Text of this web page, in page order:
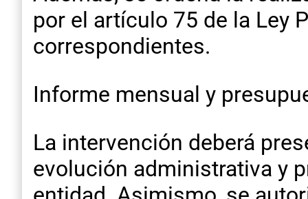
por el artículo 75 de la Ley
correspondientes.
Informe mensual y
La intervención deberá
evolución administrativa y